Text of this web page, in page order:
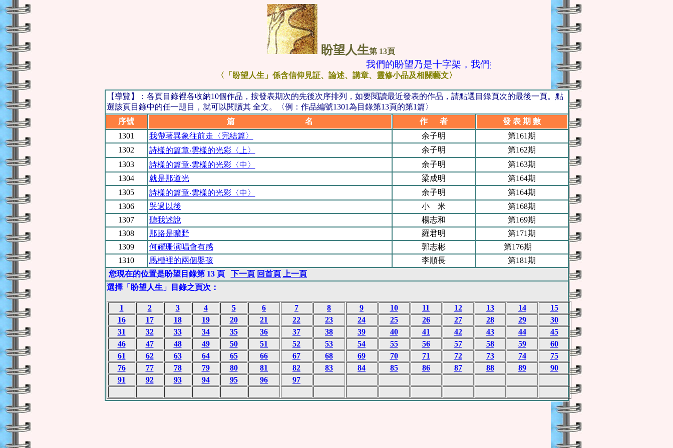
盼望人生第 13頁
我們的盼望乃是十字架，我們擁有這個，就擁有一切，十字架是我們唯一
〈「盼望人生」係含信仰見証、論述、講章、靈修小品及相關藝文〉
【導覽】：各頁目錄裡各收納10個作品，按發表期次的先後次序排列，如要閱讀最近發表的作品，請點選目錄頁次的最後一頁。點
選該頁目錄中的任一題目，就可以閱讀其 全文。〈例：作品編號1301為目錄第13頁的第1篇〉
序號
篇 名 作 者
發 表 期 數
1301
我帶著異象往前走〈完結篇〉 余子明
第161期
1302
詩樣的篇章‧雲樣的光彩〈上〉 余子明
第162期
1303
詩樣的篇章‧雲樣的光彩〈中〉 余子明
第163期
1304
就是那道光 梁成明
第164期
1305
詩樣的篇章‧雲樣的光彩〈中〉 余子明
第164期
1306
哭過以後 小 米
第168期
1307
聽我述說 楊志和
第169期
1308
那路是曠野 羅君明
第171期
1309
何耀珊演唱會有感 郭志彬
第176期
1310
馬槽裡的兩個嬰孩 李順長
第181期
您現在的位置是盼望目錄第 13 頁
下一頁 回首頁
上一頁
選擇「盼望人生」目錄之頁次：
1 2 3 4 5 6 7 8 9 10 11 12 13 14
15
16
17 18 19 20 21 22 23 24 25 26 27 28 29
30
31
32 33 34 35 36 37 38 39 40 41 42 43 44
45
46
47 48 49 50 51 52 53 54 55 56 57 58 59
60
61
62 63 64 65 66 67 68 69 70 71 72 73 74
75
76
77 78 79 80 81 82 83 84 85 86 87 88 89
90
91
92 93 94 95 96 97